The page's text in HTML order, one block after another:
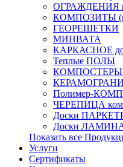
ОГРАЖДЕНИЯ
КОМПОЗИТЫ
ГЕОРЕШЕТКИ
МИНВАТА
КАРКАСНОЕ
Теплые ПОЛЫ
КОМПОСТЕРЫ
Полимер-
ЧЕРЕПИЦА
Доски
Доски
Показать все
Услуги
Сертификаты